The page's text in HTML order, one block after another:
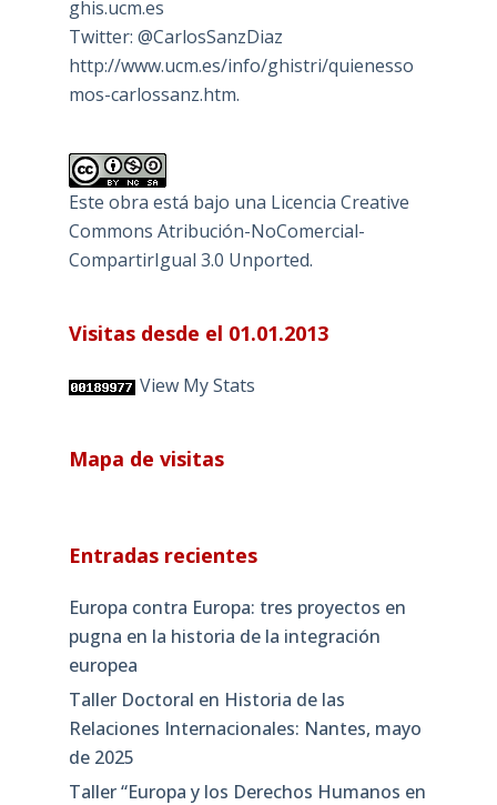
ghis.ucm.es
Twitter: @CarlosSanzDiaz
http://www.ucm.es/info/ghistri/quienesso
mos-carlossanz.htm.
Este obra está bajo una Licencia Creative
Commons Atribución-NoComercial-
CompartirIgual 3.0 Unported.
Visitas desde el 01.01.2013
View My Stats
Mapa de visitas
Entradas recientes
Europa contra Europa: tres proyectos en
pugna en la historia de la integración
europea
Taller Doctoral en Historia de las
Relaciones Internacionales: Nantes, mayo
de 2025
Taller “Europa y los Derechos Humanos en